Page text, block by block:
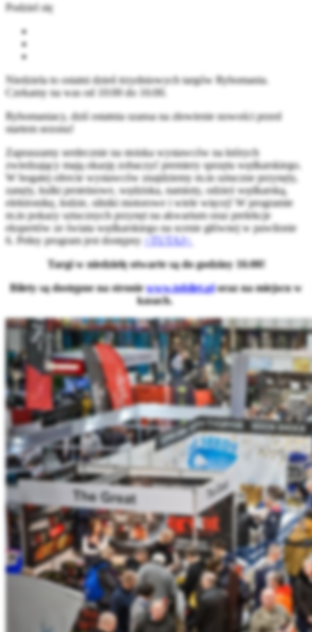
Podziel się
Niedziela to ostatni dzień trzydniowych targów Rybomania.
Czekamy na was od 10:00 do 16:00.
Rybomaniacy, dziś ostatnia szansa na złowienie nowości przed
startem sezonu!
Zapraszamy serdecznie na stoiska wystawców na których
zwiedzający mają okazję zobaczyć premiery sprzętu wędkarskiego.
W bogatej ofercie wystawców znajdziemy m.in sztuczne przynęty,
zanęty, kulki proteinowe, wędziska, namioty, odzież wędkarską,
elektronikę, łodzie, silniki motorowe i wiele więcej! W programie
m.in pokazy sztucznych przynęt na akwarium oraz prelekcje
ekspertów ze świata wędkarskiego na scenie głównej w pawilonie
6. Pełny program jest dostępny
>TUTAJ<
Targi w niedzielę otwarte są do godziny 16:00!
Bilety są dostępne na stronie www.tobilet.pl oraz na miejscu w
kasach.